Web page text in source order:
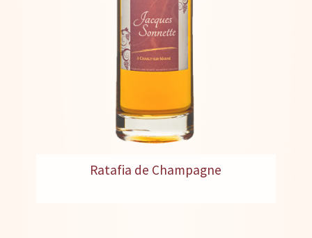
Ratafia de Champagne